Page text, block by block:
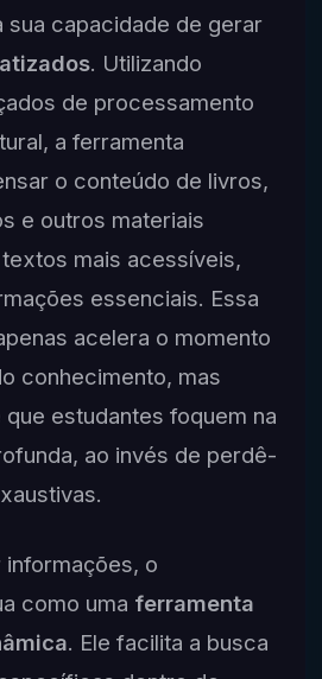
sua capacidade de gerar
. Utilizando
de processamento
a ferramenta
o conteúdo de livros,
e outros materiais
mais acessíveis,
essenciais. Essa
acelera o momento
conhecimento, mas
estudantes foquem na
ao invés de perdê-
o
como uma ferramenta
. Ele facilita a busca